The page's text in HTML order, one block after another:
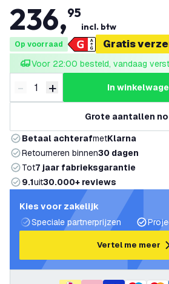
236,95
incl. btw
Op voorraad Gratis
Voor 22:00 besteld, vandaag
Verminder hoeveelheid
- Verhoog hoeveelheid
+ in
Grote aantallen
Betaal achterafmetKlarna
Retourneren binnen30 dagen
Tot7 jaar fabrieksgarantie
9.1uit30.000+ reviews
Kies voor zakelijk
Speciale partnerprijzen
Vertel me meer